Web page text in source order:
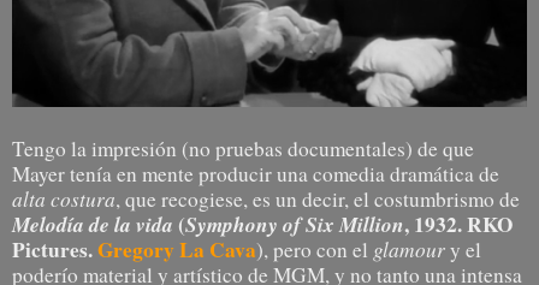
Tengo la impresión (no pruebas documentales) de que
Mayer tenía en mente producir una comedia dramática de
alta costura, que recogiese, es un decir, el costumbrismo de
Melodía de la vida (Symphony of Six Million, 1932. RKO
Pictures.Gregory La Cava), pero con el glamoury el
poderío material y artístico de MGM, y no tanto una intensa